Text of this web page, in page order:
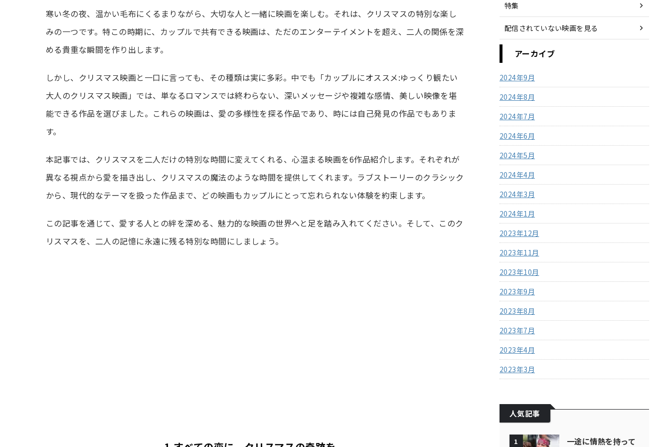
寒い冬の夜、温かい毛布にくるまりながら、大切な人と一緒に映画を楽しむ。それは、クリスマスの特別な楽し
みの一つです。特この時期に、カップルで共有できる映画は、ただのエンターテイメントを超え、二人の関係を深
める貴重な瞬間を作り出します。
しかし、クリスマス映画と一口に言っても、その種類は実に多彩。中でも「カップルにオススメ:ゆっくり観たい
大人のクリスマス映画」では、単なるロマンスでは終わらない、深いメッセージや複雑な感情、美しい映像を堪
能できる作品を選びました。これらの映画は、愛の多様性を探る作品であり、時には自己発見の作品でもありま
す。
本記事では、クリスマスを二人だけの特別な時間に変えてくれる、心温まる映画を6作品紹介します。それぞれが
異なる視点から愛を描き出し、クリスマスの魔法のような時間を提供してくれます。ラブストーリーのクラシック
から、現代的なテーマを扱った作品まで、どの映画もカップルにとって忘れられない体験を約束します。
この記事を通じて、愛する人との絆を深める、魅力的な映画の世界へと足を踏み入れてください。そして、このク
リスマスを、二人の記憶に永遠に残る特別な時間にしましょう。
特集
配信されていない映画を見る
アーカイブ
2024年9月
2024年8月
2024年7月
2024年6月
2024年5月
2024年4月
2024年3月
2024年1月
2023年12月
2023年11月
2023年10月
2023年9月
2023年8月
2023年7月
2023年4月
2023年3月
人気記事
1 一途に情熱を持って